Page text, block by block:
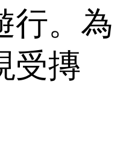
行。為
受摶